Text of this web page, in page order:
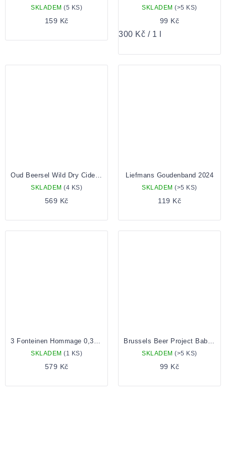
SKLADEM (5 KS)
159 Kč
SKLADEM(>5 KS)
99 Kč
Měrná
300 Kč / 1 l
SKLADEM (4 KS)
569 Kč
Liefmans Goudenband 2024
SKLADEM(>5 KS)
119 Kč
SKLADEM (1 KS)
579 Kč
SKLADEM(>5 KS)
99 Kč